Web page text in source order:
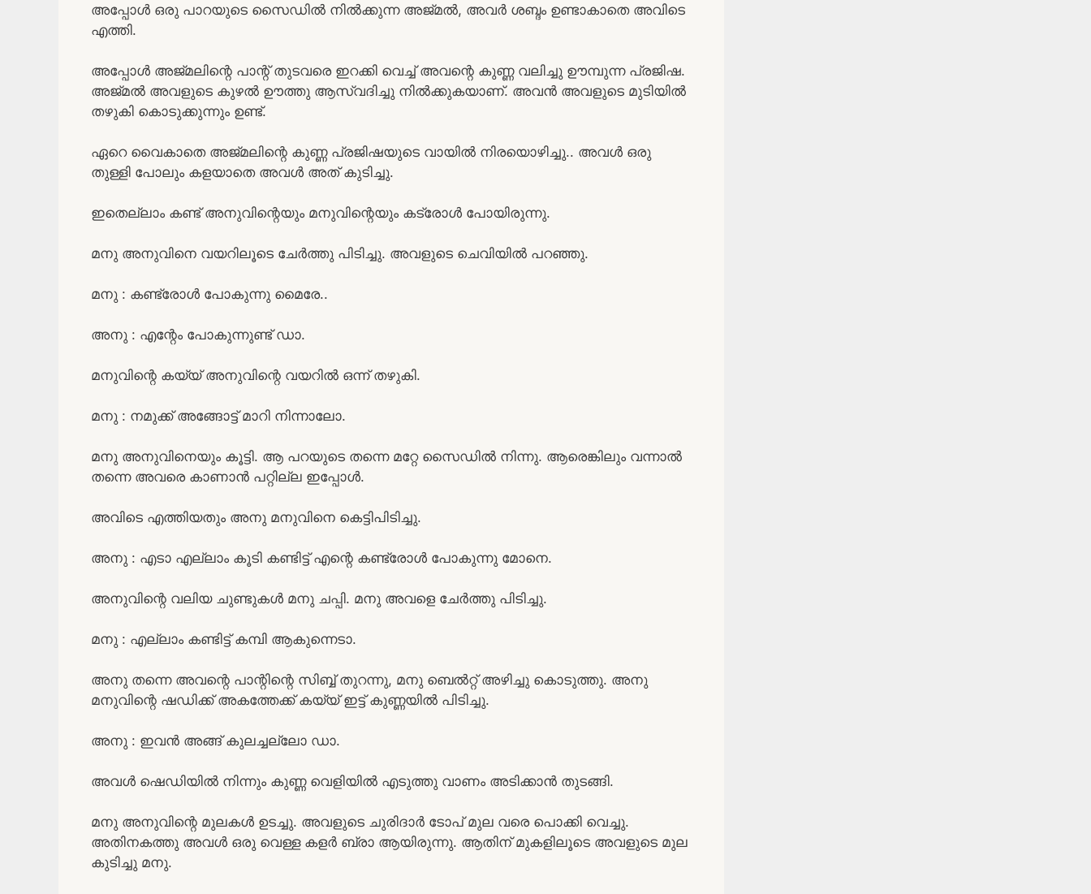
അപ്പോൾ ഒരു പാറയുടെ സൈഡിൽ നിൽക്കുന്ന അജ്മൽ, അവർ ശബ്ദം ഉണ്ടാകാതെ അവിടെ
എത്തി.
അപ്പോൾ അജ്മലിന്റെ പാന്റ് തുടവരെ ഇറക്കി വെച്ച് അവന്റെ കുണ്ണ വലിച്ചു ഊമ്പുന്ന പ്രജിഷ.
അജ്മൽ അവളുടെ കുഴൽ ഊത്തു ആസ്വദിച്ചു നിൽക്കുകയാണ്. അവൻ അവളുടെ മുടിയിൽ
തഴുകി കൊടുക്കുന്നും ഉണ്ട്.
ഏറെ വൈകാതെ അജ്മലിന്റെ കുണ്ണ പ്രജിഷയുടെ വായിൽ നിരയൊഴിച്ചു.. അവൾ ഒരു
തുള്ളി പോലും കളയാതെ അവൾ അത് കുടിച്ചു.
ഇതെല്ലാം കണ്ട് അനുവിന്റെയും മനുവിന്റെയും കട്രോൾ പോയിരുന്നു.
മനു അനുവിനെ വയറിലൂടെ ചേർത്തു പിടിച്ചു. അവളുടെ ചെവിയിൽ പറഞ്ഞു.
മനു : കണ്ട്രോൾ പോകുന്നു മൈരേ..
അനു : എന്റേം പോകുന്നുണ്ട് ഡാ.
മനുവിന്റെ കയ്യ് അനുവിന്റെ വയറിൽ ഒന്ന് തഴുകി.
മനു : നമുക്ക് അങ്ങോട്ട് മാറി നിന്നാലോ.
മനു അനുവിനെയും കൂട്ടി. ആ പറയുടെ തന്നെ മറ്റേ സൈഡിൽ നിന്നു. ആരെങ്കിലും വന്നാൽ
തന്നെ അവരെ കാണാൻ പറ്റില്ല ഇപ്പോൾ.
അവിടെ എത്തിയതും അനു മനുവിനെ കെട്ടിപിടിച്ചു.
അനു : എടാ എല്ലാം കൂടി കണ്ടിട്ട് എന്റെ കണ്ട്രോൾ പോകുന്നു മോനെ.
അനുവിന്റെ വലിയ ചുണ്ടുകൾ മനു ചപ്പി. മനു അവളെ ചേർത്തു പിടിച്ചു.
മനു : എല്ലാം കണ്ടിട്ട് കമ്പി ആകുന്നെടാ.
അനു തന്നെ അവന്റെ പാന്റിന്റെ സിബ്ബ് തുറന്നു, മനു ബെൽറ്റ്‌ അഴിച്ചു കൊടുത്തു. അനു
മനുവിന്റെ ഷഡിക്ക് അകത്തേക്ക് കയ്യ് ഇട്ട് കുണ്ണയിൽ പിടിച്ചു.
അനു : ഇവൻ അങ്ങ് കുലച്ചല്ലോ ഡാ.
അവൾ ഷെഡിയിൽ നിന്നും കുണ്ണ വെളിയിൽ എടുത്തു വാണം അടിക്കാൻ തുടങ്ങി.
മനു അനുവിന്റെ മുലകൾ ഉടച്ചു. അവളുടെ ചുരിദാർ ടോപ് മുല വരെ പൊക്കി വെച്ചു.
അതിനകത്തു അവൾ ഒരു വെള്ള കളർ ബ്രാ ആയിരുന്നു. ആതിന് മുകളിലൂടെ അവളുടെ മുല
കുടിച്ചു മനു.